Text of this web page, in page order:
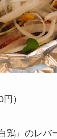
）
鶏』のレバ